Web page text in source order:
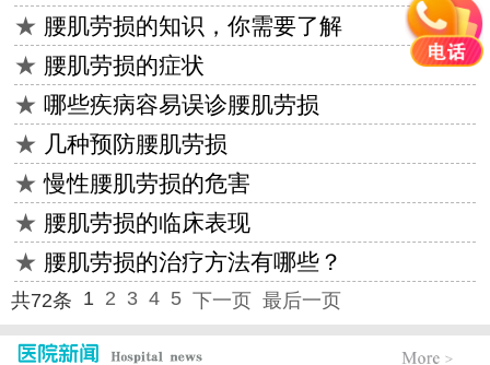
★ 腰肌劳损的知识，你需要了解
★ 腰肌劳损的症状
★ 哪些疾病容易误诊腰肌劳损
★ 几种预防腰肌劳损
★慢性腰肌劳损的危害
★ 腰肌劳损的临床表现
★ 腰肌劳损的治疗方法有哪些？
共72条 1 2 3 4 5 下一页 最后一页